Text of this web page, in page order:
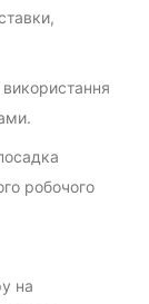
робочого
на